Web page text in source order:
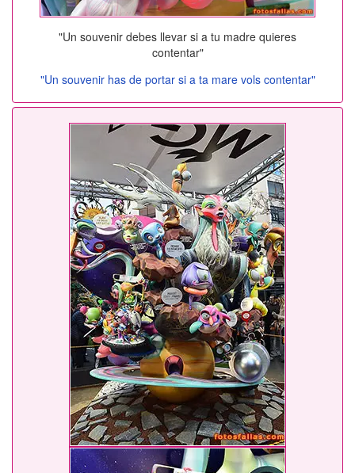
"Un souvenir debes llevar si a tu madre quieres
contentar"
"Un souvenir has de portar si a ta mare vols contentar"